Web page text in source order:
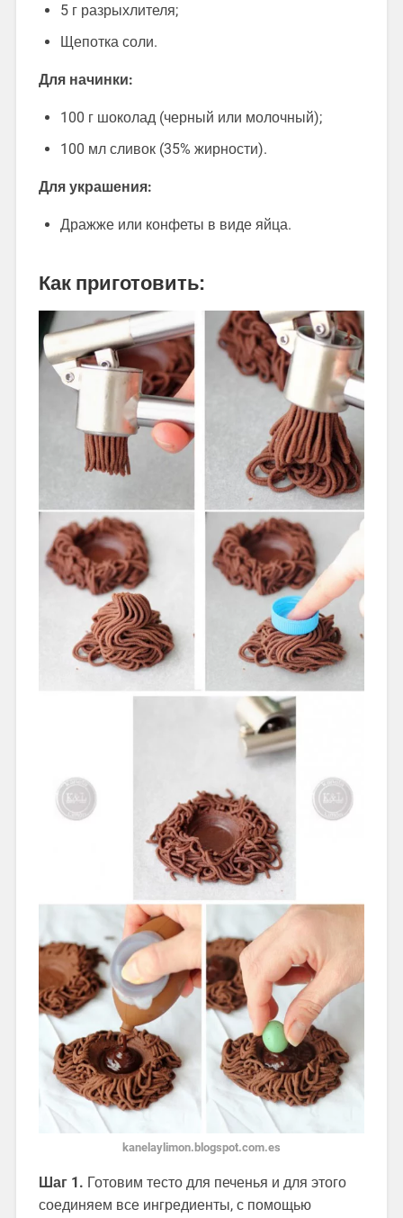
5 г разрыхлителя;
Щепотка соли.
Для начинки:
100 г шоколад (черный или молочный);
100 мл сливок (35% жирности).
Для украшения:
Дражже или конфеты в виде яйца.
Как приготовить:
kanelaylimon.blogspot.com.es
Шаг 1. Готовим тесто для печенья и для этого
соединяем все ингредиенты, с помощью